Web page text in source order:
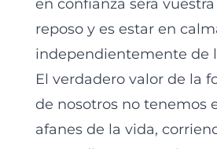
en confianza será
reposo y es estar en
independientemente de
El verdadero valor de la
de nosotros no tenemos
afanes de la vida,